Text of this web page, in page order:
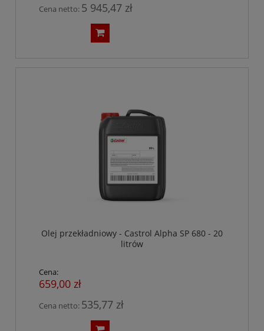
Cena netto: 5 945,47 zł
Olej przekładniowy - Castrol Alpha SP 680 - 20
litrów
Cena:
659,00 zł
Cena netto: 535,77 zł